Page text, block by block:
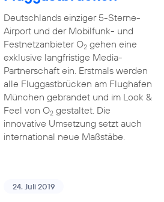
Deutschlands einziger 5-Sterne-
Airport und der Mobilfunk- und
Festnetzanbieter O2gehen eine
exklusive langfristige Media-
Partnerschaft ein. Erstmals werden
alle Fluggastbrücken am Flughafen
München gebrandet und im Look &
Feel von O2gestaltet. Die
innovative Umsetzung setzt auch
international neue Maßstäbe.
24. Juli 2019